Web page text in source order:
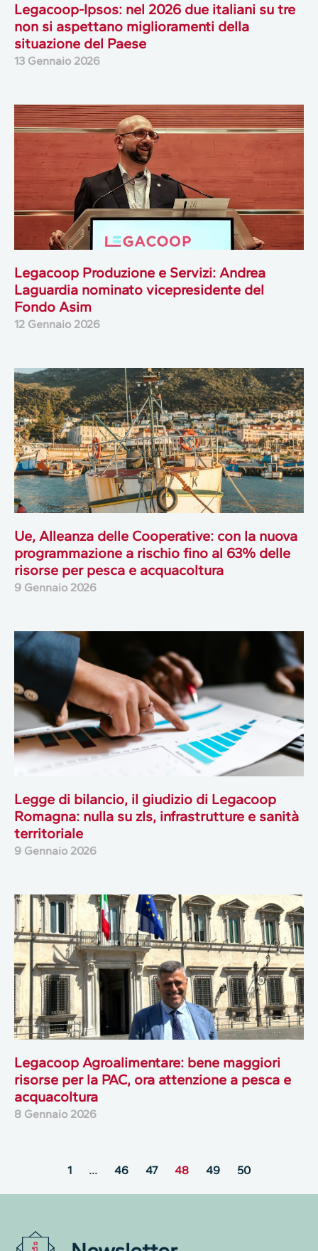
Legacoop-Ipsos: nel 2026 due italiani su tre
non si aspettano miglioramenti della
situazione del Paese
13 Gennaio 2026
Legacoop Produzione e Servizi: Andrea
Laguardia nominato vicepresidente del
Fondo Asim
12 Gennaio 2026
Ue, Alleanza delle Cooperative: con la nuova
programmazione a rischio fino al 63% delle
risorse per pesca e acquacoltura
9 Gennaio 2026
Legge di bilancio, il giudizio di Legacoop
Romagna: nulla su zls, infrastrutture e sanità
territoriale
9 Gennaio 2026
Legacoop Agroalimentare: bene maggiori
risorse per la PAC, ora attenzione a pesca e
acquacoltura
8 Gennaio 2026
1 … 46 47 48 49 50